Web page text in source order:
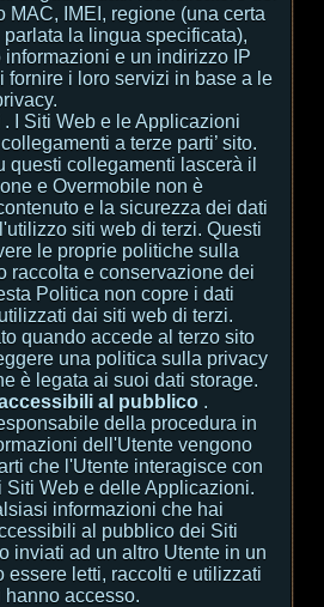
MAC, IMEI, regione (una certa
la lingua specificata),
e un indirizzo IP
fornire i loro servizi in base a le
. I Siti Web e le Applicazioni
a terze parti’ sito.
questi collegamenti lascerà il
e Overmobile non è
e la sicurezza dei dati
siti web di terzi. Questi
le proprie politiche sulla
raccolta e conservazione dei
Politica non copre i dati
dai siti web di terzi.
quando accede al terzo sito
una politica sulla privacy
è legata ai suoi dati storage.
al pubblico .
della procedura in
dell'Utente vengono
che l'Utente interagisce con
Web e delle Applicazioni.
informazioni che hai
al pubblico dei Siti
inviati ad un altro Utente in un
essere letti, raccolti e utilizzati
accesso.